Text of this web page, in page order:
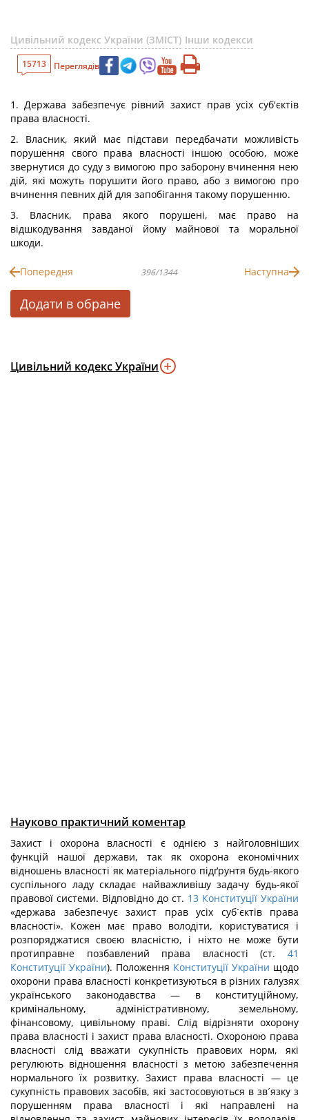
Цивільний кодекс України (ЗМІСТ) Інши кодекси
15713 Переглядів
1. Держава забезпечує рівний захист прав усіх суб'єктів
права власності.
2. Власник, який має підстави передбачати можливість
порушення свого права власності іншою особою, може
звернутися до суду з вимогою про заборону вчинення нею
дій, які можуть порушити його право, або з вимогою про
вчинення певних дій для запобігання такому порушенню.
3. Власник, права якого порушені, має право на
відшкодування завданої йому майнової та моральної
шкоди.
Попередня 396/1344 Наступна
Додати в обране
Цивільний кодекс України
Науково практичний коментар
Захист і охорона власності є однією з найголовніших
функцій нашої держави, так як охорона економічних
відношень власності як матеріального підґрунтя будь-якого
суспільного ладу складає найважливішу задачу будь-якої
правової системи. Відповідно до ст. 13 Конституції України
«держава забезпечує захист прав усіх суб´єктів права
власності». Кожен має право володіти, користуватися і
розпоряджатися своєю власністю, і ніхто не може бути
протиправне позбавлений права власності (ст. 41
Конституції України). Положення Конституції України щодо
охорони права власності конкретизуються в різних галузях
українського законодавства — в конституційному,
кримінальному, адміністративному, земельному,
фінансовому, цивільному праві. Слід відрізняти охорону
права власності і захист права власності. Охороною права
власності слід вважати сукупність правових норм, які
регулюють відношення власності з метою забезпечення
нормального їх розвитку. Захист права власності — це
сукупність правових засобів, які застосовуються в зв´язку з
порушенням права власності і які направлені на